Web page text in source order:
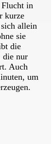
Flucht in
kurze
allein
sie
die
die nur
Auch
um